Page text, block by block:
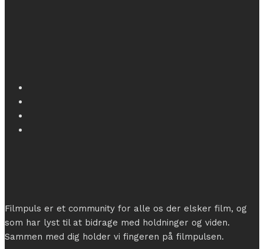
Filmpuls er et community for alle os der elsker film, og
som har lyst til at bidrage med holdninger og viden.
Sammen med dig holder vi fingeren på filmpulsen.